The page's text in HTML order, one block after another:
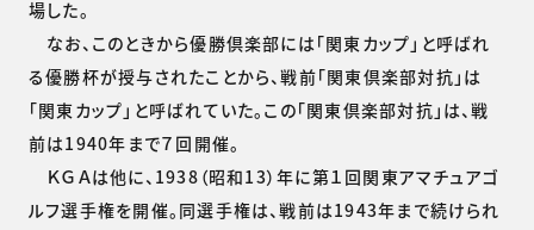
場した。
なお、このときから優勝倶楽部には「関東カップ」と呼ばれ
る優勝杯が授与されたことから、戦前「関東倶楽部対抗」は
「関東カップ」と呼ばれていた。この「関東倶楽部対抗」は、戦
前は1940年まで７回開催。
ＫＧＡは他に、1938（昭和13）年に第１回関東アマチュアゴ
ルフ選手権を開催。同選手権は、戦前は1943年まで続けられ